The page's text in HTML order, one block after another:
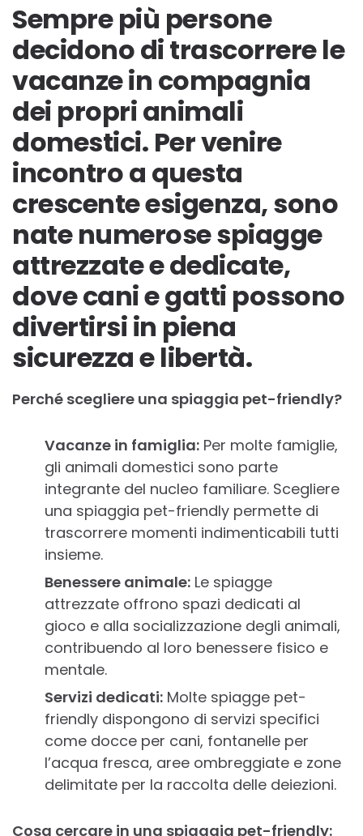
Sempre più persone
decidono di trascorrere le
vacanze in compagnia
dei propri animali
domestici. Per venire
incontro a questa
crescente esigenza, sono
nate numerose spiagge
attrezzate e dedicate,
dove cani e gatti possono
divertirsi in piena
sicurezza e libertà.
Perché scegliere una spiaggia pet-friendly?
Vacanze in famiglia: Per molte famiglie,
gli animali domestici sono parte
integrante del nucleo familiare. Scegliere
una spiaggia pet-friendly permette di
trascorrere momenti indimenticabili tutti
insieme.
Benessere animale: Le spiagge
attrezzate offrono spazi dedicati al
gioco e alla socializzazione degli animali,
contribuendo al loro benessere fisico e
mentale.
Servizi dedicati: Molte spiagge pet-
friendly dispongono di servizi specifici
come docce per cani, fontanelle per
l’acqua fresca, aree ombreggiate e zone
delimitate per la raccolta delle deiezioni.
Cosa cercare in una spiaggia pet-friendly: